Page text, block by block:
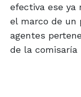
efectiva ese ya
el marco de un
agentes
de la comisaría